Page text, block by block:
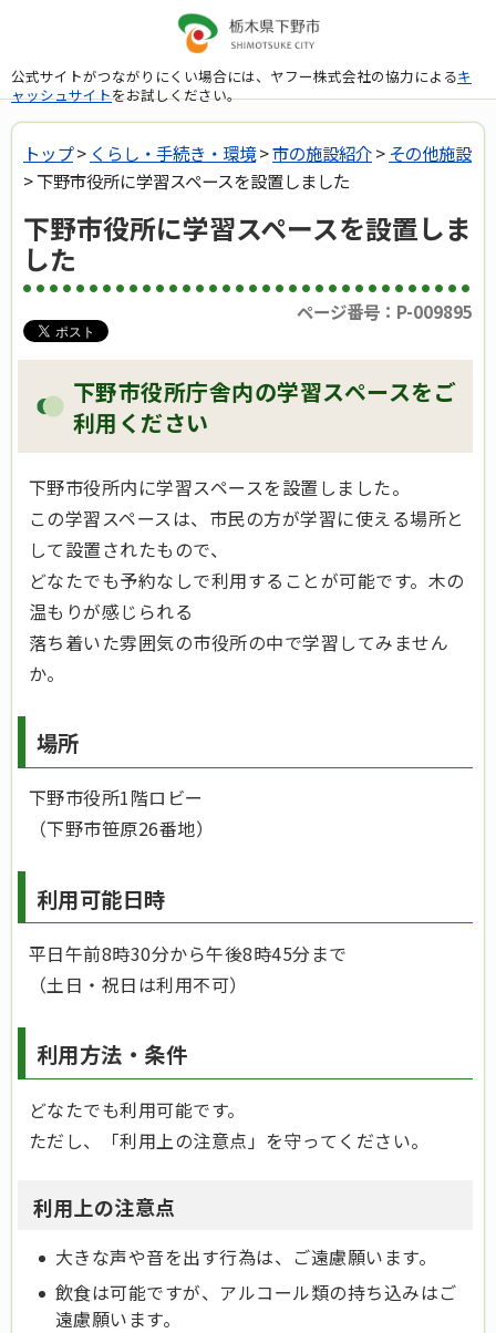
公式サイトがつながりにくい場合には、ヤフー株式会社の協力によるキ
ャッシュサイトをお試しください。
トップ> くらし・手続き・環境>市の施設紹介> その他施設
> 下野市役所に学習スペースを設置しました
下野市役所に学習スペースを設置しま
した
ページ番号：P-009895
下野市役所庁舎内の学習スペースをご
利用ください
下野市役所内に学習スペースを設置しました。
この学習スペースは、市民の方が学習に使える場所と
して設置されたもので、
どなたでも予約なしで利用することが可能です。木の
温もりが感じられる
落ち着いた雰囲気の市役所の中で学習してみません
か。
場所
下野市役所1階ロビー
（下野市笹原26番地）
利用可能日時
平日午前8時30分から午後8時45分まで
（土日・祝日は利用不可）
利用方法・条件
どなたでも利用可能です。
ただし、「利用上の注意点」を守ってください。
利用上の注意点
大きな声や音を出す行為は、ご遠慮願います。
飲食は可能ですが、アルコール類の持ち込みはご
遠慮願います。